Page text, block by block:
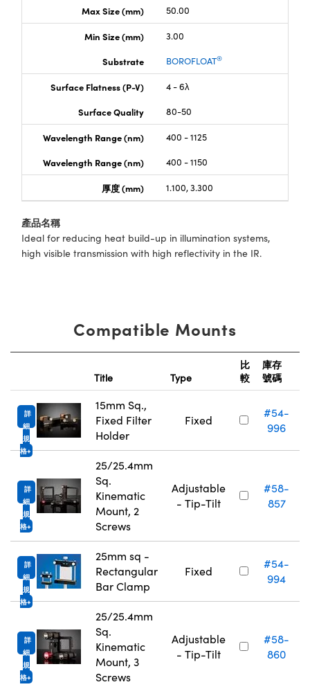
Max Size (mm)
50.00
Min Size (mm)
3.00
Substrate
BOROFLOAT®
Surface Flatness (P-V)
4 - 6λ
Surface Quality
80-50
Wavelength Range (nm)
400 - 1125
Wavelength Range (nm)
400 - 1150
厚度 (mm) 1.100, 3.300
產品名稱
Ideal for reducing heat build-up in illumination systems,
high visible transmission with high reflectivity in the IR.
Compatible Mounts
Title Type
比
較
庫存
號碼
詳
細
規
格
15mm Sq.,
Fixed Filter
Holder
Fixed
#54-
996
詳
細
規
格
25/25.4mm
Sq.
Kinematic
Mount, 2
Screws
Adjustable
- Tip-Tilt
#58-
857
詳
細
規
格
25mm sq -
Rectangular
Bar Clamp
Fixed
#54-
994
詳
細
規
格
25/25.4mm
Sq.
Kinematic
Mount, 3
Screws
Adjustable
- Tip-Tilt
#58-
860